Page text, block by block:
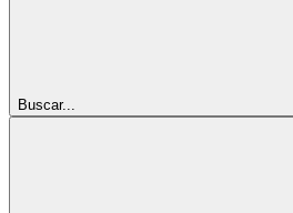
Buscar...